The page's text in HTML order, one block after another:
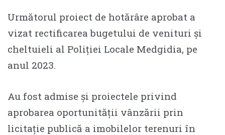
Următorul proiect de hotărâre aprobat a
vizat rectificarea bugetului de venituri și
cheltuieli al Poliției Locale Medgidia, pe
anul 2023.
Au fost admise și proiectele privind
aprobarea oportunității vânzării prin
licitație publică a imobilelor terenuri în